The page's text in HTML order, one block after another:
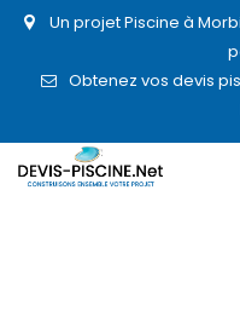
Un projet Piscine à
Obtenez vos devis